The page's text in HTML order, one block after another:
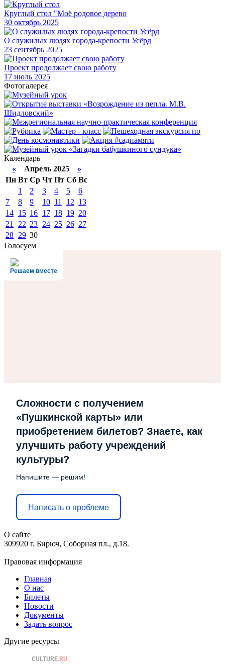
Круглый стол "Моё родовое дерево
30 октябрь 2025
О служилых людях города-крепости Усёрд
23 сентябрь 2025
Проект продолжает свою работу
17 июль 2025
Фотогалерея
Календарь
«Апрель 2025 »
Пн Вт Ср Чт Пт Сб Вс
1
2 3 4 5
6
7
8 9 10 11 12 13
14 15 16 17 18 19 20
21
22 23 24 25 26 27
28 29 30
Голосуем
Решаем вместе
Сложности с получением
«Пушкинской карты» или
приобретением билетов? Знаете, как
улучшить работу учреждений
культуры?
Напишите — решим!
Написать о проблеме
О сайте
309920 г. Бирюч, Соборная пл., д.18.
Правовая информация
Главная
О нас
Билеты
Новости
Документы
Задать вопрос
Другие ресурсы